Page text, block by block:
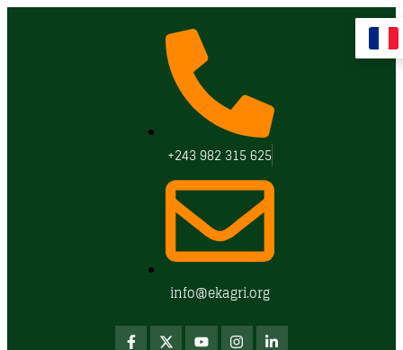
+243 982 315 625
info@ekagri.org